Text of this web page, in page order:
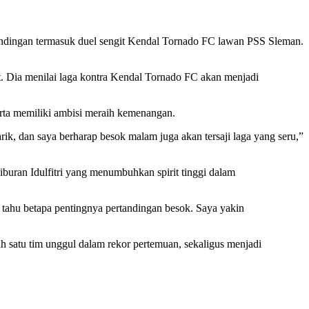
termasuk duel sengit Kendal Tornado FC lawan PSS Sleman.
Dia menilai laga kontra Kendal Tornado FC akan menjadi
memiliki ambisi meraih kemenangan.
dan saya berharap besok malam juga akan tersaji laga yang seru,”
Idulfitri yang menumbuhkan spirit tinggi dalam
betapa pentingnya pertandingan besok. Saya yakin
satu tim unggul dalam rekor pertemuan, sekaligus menjadi